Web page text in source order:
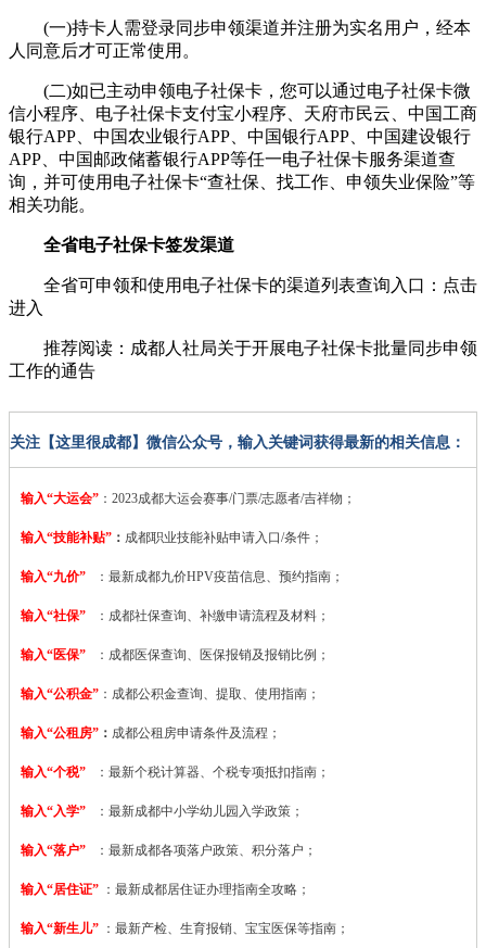
(一)持卡人需登录同步申领渠道并注册为实名用户，经本
人同意后才可正常使用。
(二)如已主动申领电子社保卡，您可以通过电子社保卡微
信小程序、电子社保卡支付宝小程序、天府市民云、中国工商
银行APP、中国农业银行APP、中国银行APP、中国建设银行
APP、中国邮政储蓄银行APP等任一电子社保卡服务渠道查
询，并可使用电子社保卡“查社保、找工作、申领失业保险”等
相关功能。
全省电子社保卡签发渠道
全省可申领和使用电子社保卡的渠道列表查询入口：点击
进入
推荐阅读： 成都人社局关于开展电子社保卡批量同步申领
工作的通告
关注【这里很成都】微信公众号，输入关键词获得最新的相关信息：
输入“大运会” ：2023成都大运会赛事/门票/志愿者/吉祥物；
输入“技能补贴” ： 成都职业技能补贴申请入口/条件；
输入“九价” ：最新成都九价HPV疫苗信息、预约指南；
输入“社保” ：成都社保查询、补缴申请流程及材料；
输入“医保” ：成都医保查询、医保报销及报销比例；
输入“公积金” ：成都公积金查询、提取、使用指南；
输入“公租房” ： 成都公租房申请条件及流程；
输入“个税” ：最新个税计算器、个税专项抵扣指南；
输入“入学” ：最新成都中小学幼儿园入学政策；
输入“落户” ：最新成都各项落户政策、积分落户；
输入“居住证” ：最新成都居住证办理指南全攻略；
输入“新生儿” ：最新产检、生育报销、宝宝医保等指南；